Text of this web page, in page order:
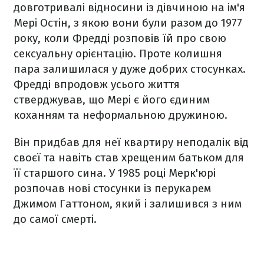
довготривалі відносини із дівчиною на ім'я
Мері Остін, з якою вони були разом до 1977
року, коли Фредді розповів їй про свою
сексуальну орієнтацію. Проте колишня
пара залишилася у дуже добрих стосунках.
Фредді впродовж усього життя
стверджував, що Мері є його єдиним
коханням та неформальною дружиною.
Він придбав для неї квартиру неподалік від
своєї та навіть став хрещеним батьком для
її старшого сина. У 1985 році Мерк'юрі
розпочав нові стосунки із перукарем
Джимом Гаттоном, який і залишився з ним
до самої смерті.